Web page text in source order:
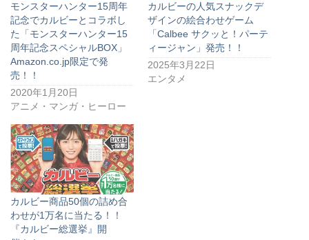
モンスターハンター15周年
記念でカルビーとコラボし
た「モンスターハンター15
周年記念スペシャルBOX」
Amazon.co.jp限定で発
売！！
2020年1月20日
アニメ・マンガ・ヒーロー
カルビーの人気スナックデ
ザインの絵合わせゲーム
「Calbee サクッと！パーテ
ィージャン」発売！！
2025年3月22日
エンタメ
カルビー商品50個の詰め合
わせが1万名に当たる！！
『カルビー総選挙』開